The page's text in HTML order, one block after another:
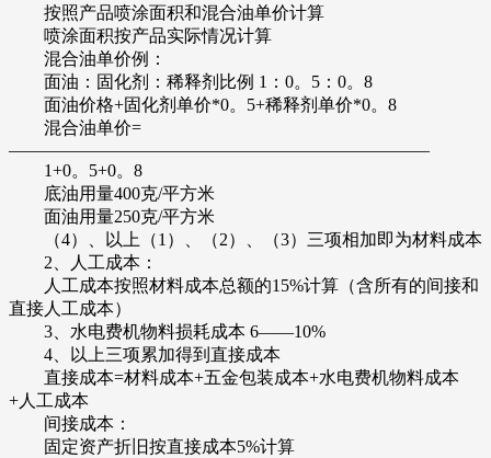
按照产品喷涂面积和混合油单价计算
喷涂面积按产品实际情况计算
混合油单价例：
面油：固化剂：稀释剂比例 1：0。5：0。8
面油价格+固化剂单价*0。5+稀释剂单价*0。8
混合油单价=
————————————————————————
1+0。5+0。8
底油用量400克/平方米
面油用量250克/平方米
（4）、以上（1）、（2）、（3）三项相加即为材料成本
2、人工成本：
人工成本按照材料成本总额的15%计算（含所有的间接和
直接人工成本）
3、水电费机物料损耗成本 6——10%
4、以上三项累加得到直接成本
直接成本=材料成本+五金包装成本+水电费机物料成本
+人工成本
间接成本：
固定资产折旧按直接成本5%计算